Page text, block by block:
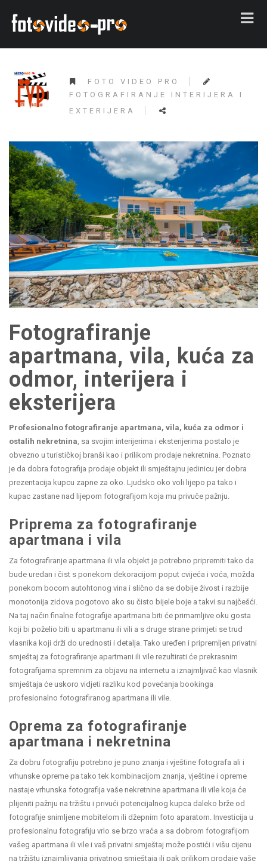
FOTO VIDEO PRO
FOTOGRAFIRANJE INTERIJERA I
EXTERIJERA
Fotografiranje
apartmana, vila, kuća za
odmor, interijera i
eksterijera
Profesionalno fotografiranje apartmana, vila, kuća za odmor i
ostalih nekretnina , sa svojim interijerima i eksterijerima postalo je
obvezno u turističkoj branši kao i prilikom prodaje nekretnina. Poznato
je da dobra fotografija prodaje objekt ili smještajnu jedinicu jer dobra
prezentacija kupcu zapne za oko. Ljudsko oko voli lijepo pa tako i
kupac zastane nad lijepom fotografijom koja mu privuče pažnju.
Priprema za fotografiranje
apartmana i vila
Za fotografiranje apartmana ili vila objekt je potrebno pripremiti tako da
bude uredan i čist s ponekom dekoracijom poput cvijeća i voća, možda
ponekom bocom autohtonog vina i slično da se dobije živost i razbije
monotonija zidova pogotovo ako su čisto bijele boje a takvi su najčešći.
Na taj način finalne fotografije apartmana biti će primamljive oku gosta
koji bi poželio biti u apartmanu ili vili a s druge strane primjeti se trud
vlasnika koji drži do urednosti i detalja. Tako uređen i pripremljen privatni
smještaj za fotografiranje apartmani ili vile rezultirati će prekrasnim
fotografijama spremnim za objavu na internetu a iznajmljivač kao vlasnik
smještaja će uskoro vidjeti razliku kod povećanja bookinga
profesionalno fotografiranog apartmana ili vile.
Oprema za fotografiranje
apartmana i nekretnina
Za dobru fotografiju potrebno je puno znanja i vještine fotografa ali i
vrhunske opreme pa tako tek kombinacijom znanja, vještine i opreme
nastaje vrhunska fotografija vaše nekretnine apartmana ili vile koja će
plijeniti pažnju na tržištu i privući potencijalnog kupca daleko brže od
fotografije snimljene mobitelom ili džepnim foto aparatom. Investicija u
profesionalnu fotografiju vrlo se brzo vraća a sa dobrom fotografijom
vašeg apartmana ili vile i vaš privatni smještaj može postići i višu cijenu
na tržištu iznajmljivanja privatnog smještaja ili pak prilikom prodaje vaše